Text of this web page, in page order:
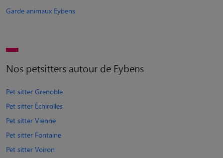
Garde animaux Eybens
Nos petsitters autour de Eybens
Pet sitter Grenoble
Pet sitter Échirolles
Pet sitter Vienne
Pet sitter Fontaine
Pet sitter Voiron